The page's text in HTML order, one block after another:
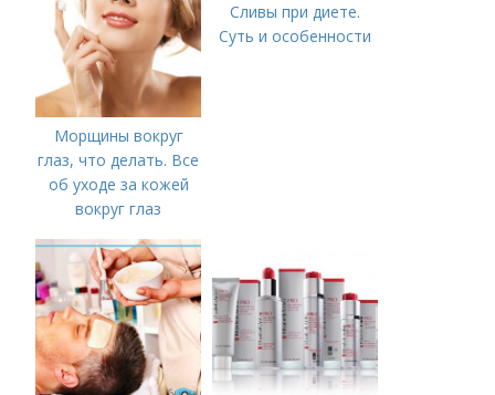
Морщины вокруг
глаз, что делать. Все
об уходе за кожей
вокруг глаз
Сливы при диете.
Суть и особенности